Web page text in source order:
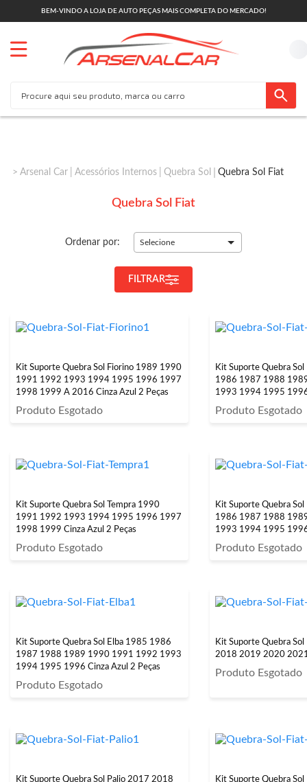
BEM-VINDO A LOJA DE AUTO PEÇAS MAIS COMPLETA DO MERCADO!
Arsenal Car Acessórios Internos Quebra Sol Quebra Sol Fiat
Quebra Sol Fiat
Ordenar por: Selecione
FILTRAR
Kit Suporte Quebra Sol Fiorino 1989 1990
1991 1992 1993 1994 1995 1996 1997
1998 1999 A 2016 Cinza Azul 2 Peças
Produto Esgotado
Kit Suporte Quebra
1986 1987 1988
1993 1994 1995
Peças
Produto Esgotado
Kit Suporte Quebra Sol Tempra 1990
1991 1992 1993 1994 1995 1996 1997
1998 1999 Cinza Azul 2 Peças
Produto Esgotado
Kit Suporte Quebra
1986 1987 1988
1993 1994 1995
2000 2001 A 2013
Produto Esgotado
Kit Suporte Quebra Sol Elba 1985 1986
1987 1988 1989 1990 1991 1992 1993
1994 1995 1996 Cinza Azul 2 Peças
Produto Esgotado
Kit Suporte Quebra
2018 2019 2020
Produto Esgotado
Kit Suporte Quebra Sol Palio 2017 2018
Kit Suporte Quebra